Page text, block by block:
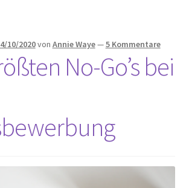
10/2020von Annie Waye—5 Kommentare
No-Go’s bei